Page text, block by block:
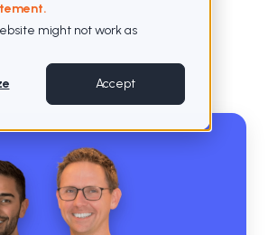
might not work as
Accept